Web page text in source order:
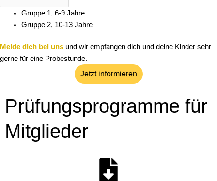
Gruppe 1, 6-9 Jahre
Gruppe 2, 10-13 Jahre
Melde dich bei uns und wir empfangen dich und deine Kinder sehr
gerne für eine Probestunde.
Jetzt informieren
Prüfungsprogramme für
Mitglieder